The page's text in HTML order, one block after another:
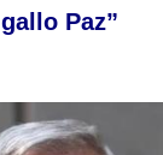
gallo Paz”